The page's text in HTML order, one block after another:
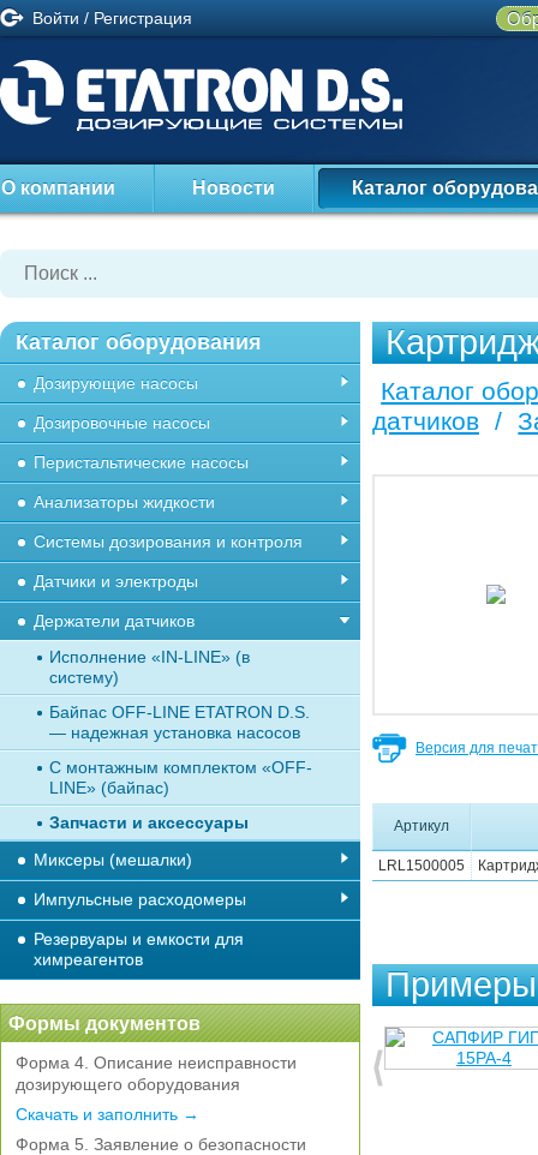
Войти / Регистрация
О компании Новости Каталог
Каталог
датчиков /
Версия для
Артикул
LRL1500005
Примеры
Каталог оборудования
Дозирующие насосы
Дозировочные насосы
Перистальтические насосы
Анализаторы жидкости
Системы дозирования и контроля
Датчики и электроды
Держатели датчиков
Исполнение «IN-LINE» (в
систему)
Байпас OFF-LINE ETATRON D.S.
— надежная установка насосов
С монтажным комплектом «OFF-
LINE» (байпас)
Запчасти и аксессуары
Миксеры (мешалки)
Импульсные расходомеры
Резервуары и емкости для
химреагентов
Формы документов
Форма 4. Описание неисправности
дозирующего оборудования
Скачать и заполнить →
Форма 5. Заявление о безопасности